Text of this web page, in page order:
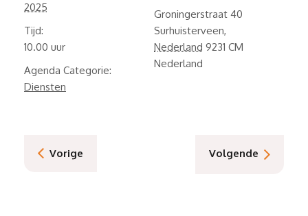
2025
Tijd:
10.00
Agenda Categorie:
Diensten
Groningerstraat 40
Surhuisterveen,
Nederland 9231 CM
Nederland
Vorige Volgende